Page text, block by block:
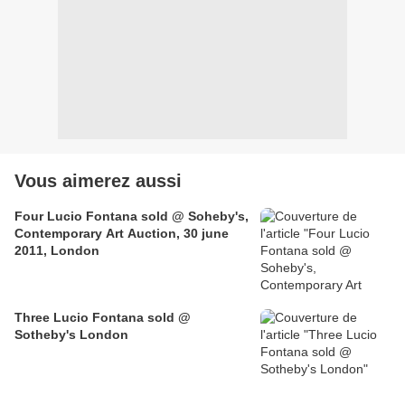
Vous aimerez aussi
Four Lucio Fontana sold @ Soheby's,
Contemporary Art Auction, 30 june
2011, London
Three Lucio Fontana sold @
Sotheby's London